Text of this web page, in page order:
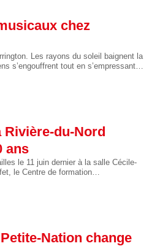
chez
Les rayons du soleil baignent la
s’engouffrent tout en s’empressant…
Rivière-du-Nord
ans
le 11 juin dernier à la salle Cécile-
le Centre de formation…
Nation change